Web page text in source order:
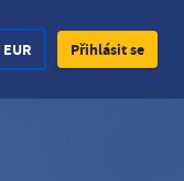
EUR Přihlásit se